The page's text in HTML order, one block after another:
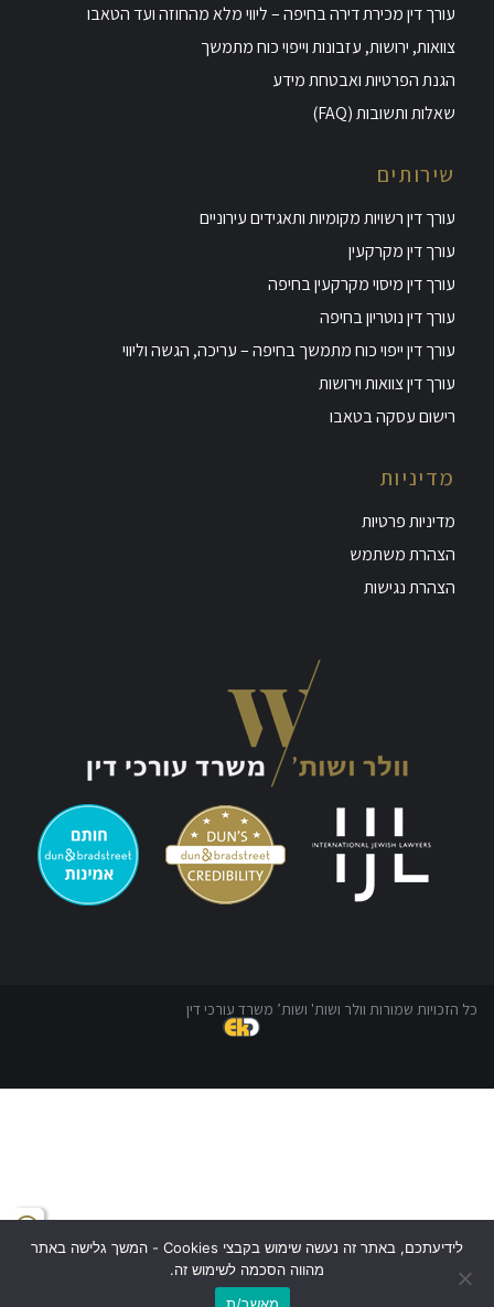
עורך דין מכירת דירה בחיפה – ליווי מלא מהחוזה ועד הטאבו
צוואות, ירושות, עזבונות וייפוי כוח מתמשך
הגנת הפרטיות ואבטחת מידע
שאלות ותשובות (FAQ)
שירותים
עורך דין רשויות מקומיות ותאגידים עירוניים
עורך דין מקרקעין
עורך דין מיסוי מקרקעין בחיפה
עורך דין נוטריון בחיפה
עורך דין ייפוי כוח מתמשך בחיפה – עריכה, הגשה וליווי
עורך דין צוואות וירושות
רישום עסקה בטאבו
מדיניות
מדיניות פרטיות
הצהרת משתמש
הצהרת נגישות
כל הזכויות שמורות וולר ושות' ושות’ משרד עורכי דין
לידיעתכם, באתר זה נעשה שימוש בקבצי Cookies - המשך גלישה באתר
מהווה הסכמה לשימוש זה.
מאשר/ת